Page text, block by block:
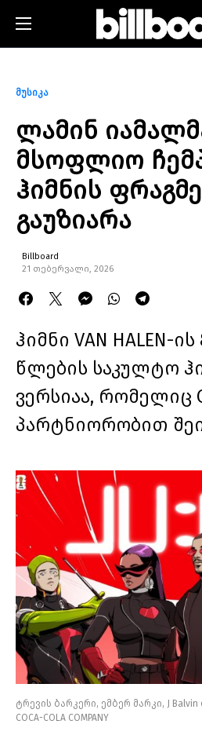
მუსიკა
ლამინ
მსოფლიო
ჰიმნის
გაუზიარა
Billboard
21 თებერვალი, 2026
ჰიმნი VAN HALEN-
წლების საკულტო
ვერსიაა, რომელიც
პარტნიორობით
ტრევის ბარკერი, ემბერ მარკი, J Balvin
COCA-COLA COMPANY